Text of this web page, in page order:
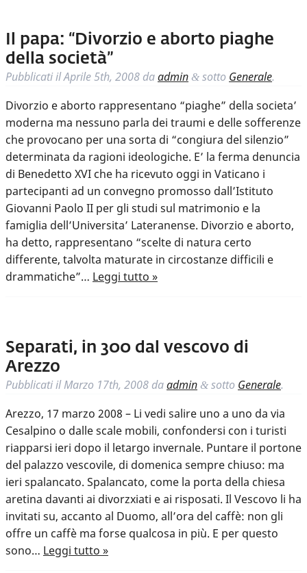
Il papa: “Divorzio e aborto piaghe
della società”
Pubblicati ilAprile 5th, 2008 daadmin & sotto Generale.
Divorzio e aborto rappresentano “piaghe” della societa’
moderna ma nessuno parla dei traumi e delle sofferenze
che provocano per una sorta di “congiura del silenzio”
determinata da ragioni ideologiche. E’ la ferma denuncia
di Benedetto XVI che ha ricevuto oggi in Vaticano i
partecipanti ad un convegno promosso dall’Istituto
Giovanni Paolo II per gli studi sul matrimonio e la
famiglia dell’Universita’ Lateranense. Divorzio e aborto,
ha detto, rappresentano “scelte di natura certo
differente, talvolta maturate in circostanze difficili e
drammatiche”… Leggi tutto »
Separati, in 300 dal vescovo di
Arezzo
Pubblicati ilMarzo 17th, 2008 daadmin & sotto Generale.
Arezzo, 17 marzo 2008 – Li vedi salire uno a uno da via
Cesalpino o dalle scale mobili, confondersi con i turisti
riapparsi ieri dopo il letargo invernale. Puntare il portone
del palazzo vescovile, di domenica sempre chiuso: ma
ieri spalancato. Spalancato, come la porta della chiesa
aretina davanti ai divorzxiati e ai risposati. Il Vescovo li ha
invitati su, accanto al Duomo, all’ora del caffè: non gli
offre un caffè ma forse qualcosa in più. E per questo
sono… Leggi tutto »